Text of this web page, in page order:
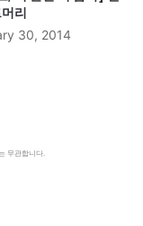
리
30, 2014
무관합니다.